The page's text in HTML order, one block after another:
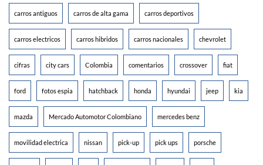
carros antiguos carros de alta gama carros deportivos
carros electricos carros hibridos carros nacionales chevrolet
cifras city cars Colombia comentarios crossover fiat
ford fotos espia hatchback honda hyundai jeep kia
mazda Mercado Automotor Colombiano mercedes benz
movilidad electrica nissan pick-up pick ups porsche